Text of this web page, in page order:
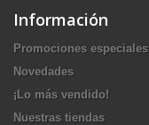
Información
Promociones especiales
Novedades
¡Lo más vendido!
Nuestras tiendas